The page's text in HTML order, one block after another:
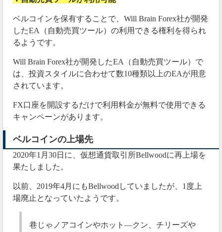
で、試すならこちらもした方が良いと思います
https://t.co/2BsmqPTWQC
— 親善大使 (@besting_crypto) February 17, 2020
なぜわざわざお問い合わせフォームに連絡を入れない
と出金できないのか不思議ですね。
2020年02月18日
昨日からbellwoodがメンテナンス
2020年2月17日からbellwoodがメンテナンスに突入しま
した。
ベルコインを保有することで、Will Brain Forex社が開発
したEA（自動売買ツール）の利用できる権利を得られ
るようです。
Will Brain Forex社が開発したEA（自動売買ツール）で
は、投資スタイルに合わせて数10種類以上のEAが用意
されています。
FX口座を開設するだけで利用料金が無料で使用できる
キャンペーンがあります。
ベルコインの上場先
2020年1月30日に、仮想通貨取引所Bellwoodに再上場を
果たしました。
以前、2019年4月にもBellwoodしていましたが、1度上
場廃止となっていたようです。
巷じゃノアコインやホット―クン、チリーズや